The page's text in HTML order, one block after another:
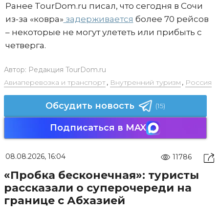
Ранее TourDom.ru писал, что сегодня в Сочи
из-за «ковра» задерживается более 70 рейсов
– некоторые не могут улететь или прибыть с
четверга.
Автор: Редакция TourDom.ru
Авиаперевозка и транспорт, Внутренний туризм , Россия
Обсудить новость (15)
Подписаться в MAX
08.08.2026, 16:04 11786
«Пробка бесконечная»: туристы
рассказали о суперочереди на
границе с Абхазией